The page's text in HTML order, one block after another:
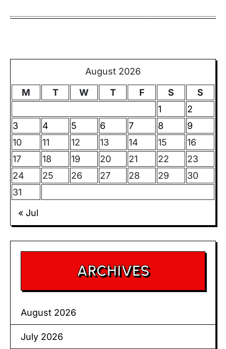
August 2026
M
T W T F S
S
1
2
3
4 5 6 7 8
9
10
11 12 13 14 15
16
17
18 19 20 21 22
23
24
25 26 27 28 29
30
31
« Jul
ARCHIVES
August 2026
July 2026